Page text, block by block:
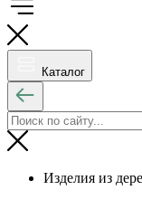
Каталог
Изделия из